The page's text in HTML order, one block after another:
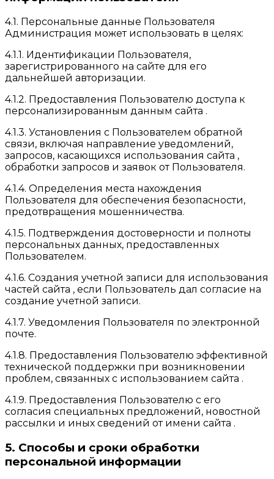
4.1. Персональные данные Пользователя
Администрация может использовать в целях:
4.1.1. Идентификации Пользователя,
зарегистрированного на сайте для его
дальнейшей авторизации.
4.1.2. Предоставления Пользователю доступа к
персонализированным данным сайта .
4.1.3. Установления с Пользователем обратной
связи, включая направление уведомлений,
запросов, касающихся использования сайта ,
обработки запросов и заявок от Пользователя.
4.1.4. Определения места нахождения
Пользователя для обеспечения безопасности,
предотвращения мошенничества.
4.1.5. Подтверждения достоверности и полноты
персональных данных, предоставленных
Пользователем.
4.1.6. Создания учетной записи для использования
частей сайта , если Пользователь дал согласие на
создание учетной записи.
4.1.7. Уведомления Пользователя по электронной
почте.
4.1.8. Предоставления Пользователю эффективной
технической поддержки при возникновении
проблем, связанных с использованием сайта .
4.1.9. Предоставления Пользователю с его
согласия специальных предложений, новостной
рассылки и иных сведений от имени сайта .
5. Способы и сроки обработки
персональной информации